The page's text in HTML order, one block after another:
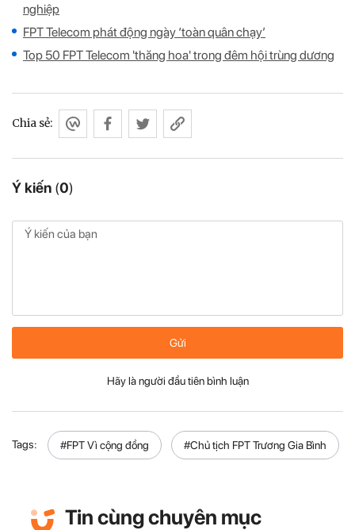
nghiệp
FPT Telecom phát động ngày ‘toàn quân chạy’
Top 50 FPT Telecom 'thăng hoa' trong đêm hội trùng dương
Ý kiến (0)
Chia sẻ:
Gửi
Hãy là người đầu tiên bình luận
Tags: #FPT Vì cộng đồng #Chủ tịch FPT Trương Gia Bình
Tin cùng chuyên mục